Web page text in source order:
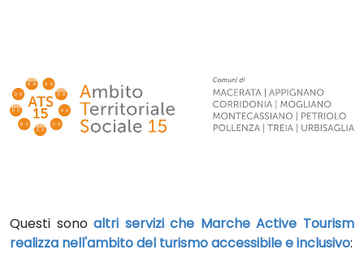
Questi sono altri servizi che Marche Active Tourism
realizza nell'ambito del turismo accessibile e inclusivo: